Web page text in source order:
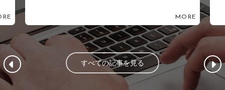
MORE
すべての記事を見る